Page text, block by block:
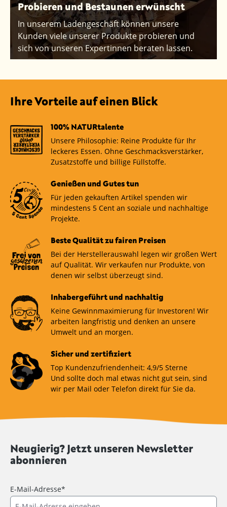
Probieren und Bestaunen erwünscht
In unserem Ladengeschäft können unsere
Kunden viele unserer Produkte probieren und
sich von unseren Expertinnen beraten lassen.
Ihre Vorteile auf einen Blick
100% NATURtalente
Unsere Philosophie: Reine Produkte für Ihr
leckeres Essen. Ohne Geschmacksverstärker,
Zusatzstoffe und billige Füllstoffe.
Genießen und Gutes tun
Für jeden gekauften Artikel spenden wir
mindestens 5 Cent an soziale und nachhaltige
Projekte.
Beste Qualität zu fairen Preisen
Bei der Herstellerauswahl legen wir großen Wert
auf Qualität. Wir verkaufen nur Produkte, von
denen wir selbst überzeugt sind.
Inhabergeführt und nachhaltig
Keine Gewinnmaximierung für Investoren! Wir
arbeiten langfristig und denken an unsere
Umwelt und an morgen.
Sicher und zertifiziert
Top Kundenzufriendenheit: 4,9/5 Sterne
Und sollte doch mal etwas nicht gut sein, sind
wir per Mail oder Telefon direkt für Sie da.
Neugierig? Jetzt unseren Newsletter
abonnieren
E-Mail-Adresse*